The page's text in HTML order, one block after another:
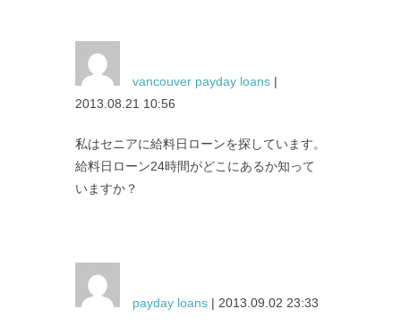
vancouver payday loans |
2013.08.21 10:56
私はセニアに給料日ローンを探しています。
給料日ローン24時間がどこにあるか知って
いますか？
payday loans | 2013.09.02 23:33